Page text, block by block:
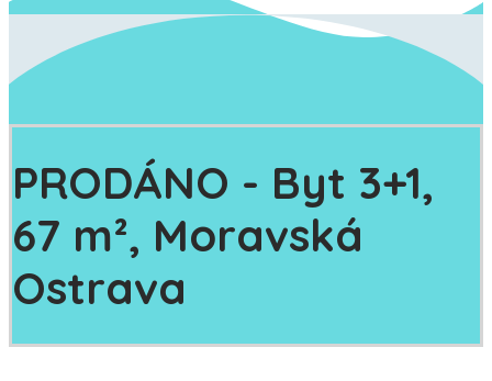
PRODÁNO - Byt 3+1,
67 m², Moravská
Ostrava